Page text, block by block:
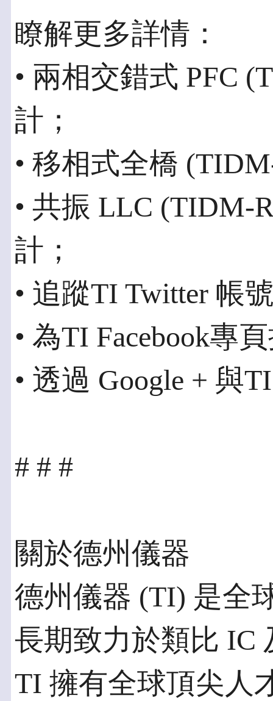
瞭解更多詳情：
• 兩相交錯式 PFC
計；
• 移相式全橋
• 共振 LLC (TIDM-
計；
• 追蹤TI Twitter 帳
• 為TI Facebook專
• 透過 Google + 與
# # #
關於德州儀器
德州儀器 (TI) 是全
長期致力於類比 IC
TI 擁有全球頂尖人